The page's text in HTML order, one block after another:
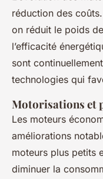
réduction des
on réduit le poids
l’efficacité
sont
technologies qui
Motorisations et
Les moteurs
améliorations
moteurs plus petits
diminuer la